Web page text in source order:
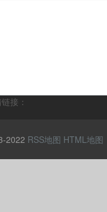
接：
2022 RSS地图 HTML地图